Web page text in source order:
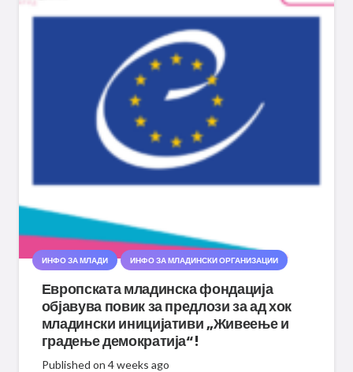
ИНФО ЗА МЛАДИ ИНФО ЗА МЛАДИНСКИ ОРГАНИЗАЦИИ
Европската младинска фондација
објавува повик за предлози за ад хок
младински иницијативи „Живеење и
градење демократија“!
Published on 4 weeks ago